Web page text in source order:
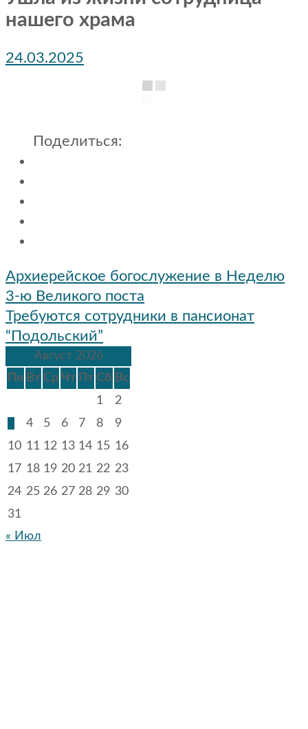
нашего храма
24.03.2025
Поделиться:
Навигация
по
записям
Архиерейское богослужение в Неделю
3-ю Великого поста
Требуются сотрудники в пансионат
“Подольский”
Август 2026
Пн Вт Ср Чт Пт Сб Вс
1
2
4 5 6 7 8
9
10 11 12 13 14 15 16
17 18 19 20 21 22 23
24 25 26 27 28 29 30
31
« Июл